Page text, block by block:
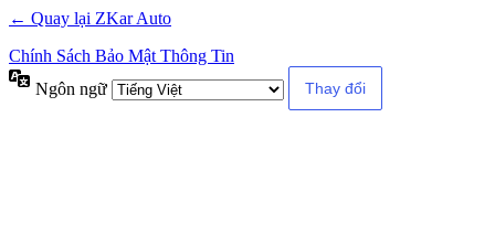
← Quay lại ZKar Auto
Chính Sách Bảo Mật Thông Tin
Ngôn ngữ